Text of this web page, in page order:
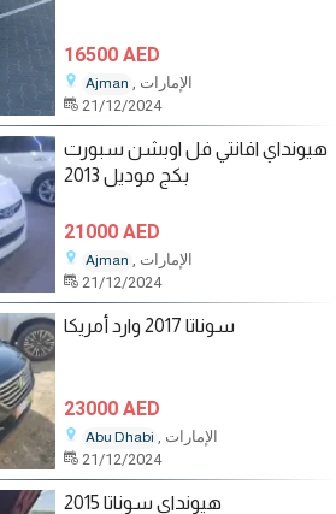
16500 AED
Ajman
, الإمارات
21/12/2024
هيونداي افانتي فل اوبشن سبورت
بكج موديل 2013
21000 AED
Ajman
, الإمارات
21/12/2024
سوناتا 2017 وارد أمريكا
23000 AED
Abu Dhabi
, الإمارات
21/12/2024
هيونداي سوناتا 2015